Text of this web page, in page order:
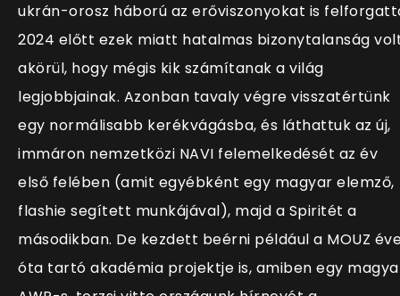
ukrán-orosz háború az erőviszonyokat is
2024 előtt ezek miatt hatalmas bizonytalanság
akörül, hogy mégis kik számítanak a világ
legjobbjainak. Azonban tavaly végre visszatértünk
egy normálisabb kerékvágásba, és láthattuk az új,
immáron nemzetközi NAVI felemelkedését az év
első felében (amit egyébként egy magyar elemző,
flashie segített munkájával), majd a Spiritét a
másodikban. De kezdett beérni például a MOUZ
óta tartó akadémia projektje is, amiben egy